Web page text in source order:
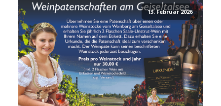
13. Februar 2026